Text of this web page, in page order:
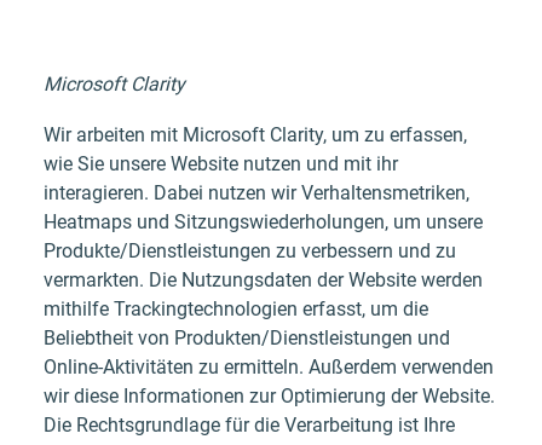
Microsoft Clarity
Wir arbeiten mit Microsoft Clarity, um zu erfassen,
wie Sie unsere Website nutzen und mit ihr
interagieren. Dabei nutzen wir Verhaltensmetriken,
Heatmaps und Sitzungswiederholungen, um unsere
Produkte/Dienstleistungen zu verbessern und zu
vermarkten. Die Nutzungsdaten der Website werden
mithilfe Trackingtechnologien erfasst, um die
Beliebtheit von Produkten/Dienstleistungen und
Online-Aktivitäten zu ermitteln. Außerdem verwenden
wir diese Informationen zur Optimierung der Website.
Die Rechtsgrundlage für die Verarbeitung ist Ihre